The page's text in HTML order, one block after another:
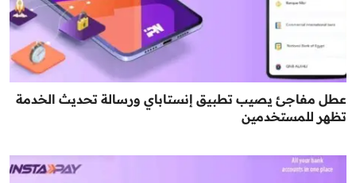
عطل مفاجئ يصيب تطبيق إنستاباي ورسالة تحديث الخدمة
تظهر للمستخدمين